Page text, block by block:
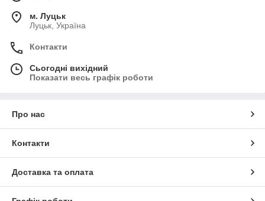
м. Луцьк
Луцьк, Україна
Контакти
Сьогодні вихідний
Показати весь графік роботи
Про нас
Контакти
Доставка та оплата